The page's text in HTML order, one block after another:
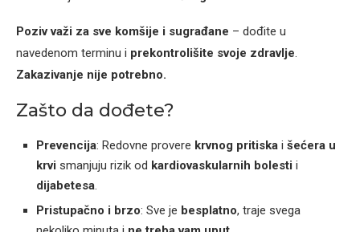
Poziv važi za sve komšije i sugrađane – dođite u
navedenom terminu i prekontrolišite svoje zdravlje.
Zakazivanje nije potrebno.
Zašto da dođete?
Prevencija: Redovne provere krvnog pritiska i šećera u
krvi smanjuju rizik od kardiovaskularnih bolesti i
dijabetesa.
Pristupačno i brzo: Sve je besplatno, traje svega